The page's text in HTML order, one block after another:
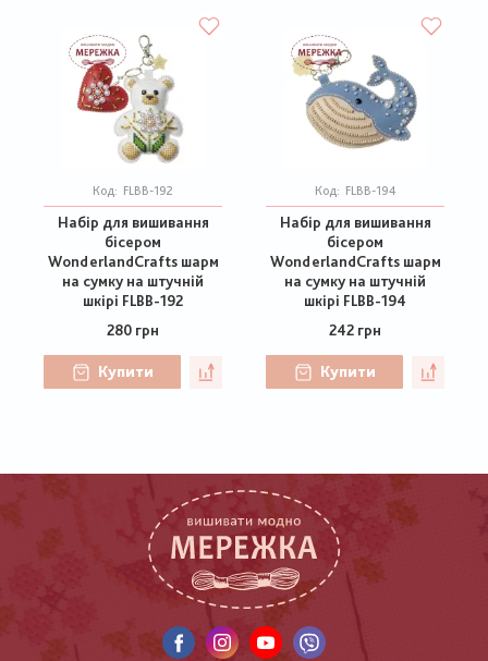
Код: FLBB-192
Набір для вишивання
бісером
WonderlandCrafts шарм
на сумку на штучній
шкірі FLBB-192
280 грн
Купити
Код: FLBB-194
Набір для вишивання
бісером
WonderlandCrafts шарм
на сумку на штучній
шкірі FLBB-194
242 грн
Купити